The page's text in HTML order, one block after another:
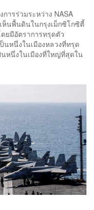
ารร่วมระหว่าง NASA
ห็นพื้นดินในกรุงเม็กซิโกซิตี้
ยมีอัตราการทรุดตัว
นหนึ่งในเมืองหลวงที่ทรุด
หนึ่งในเมืองที่ใหญ่ที่สุดใน